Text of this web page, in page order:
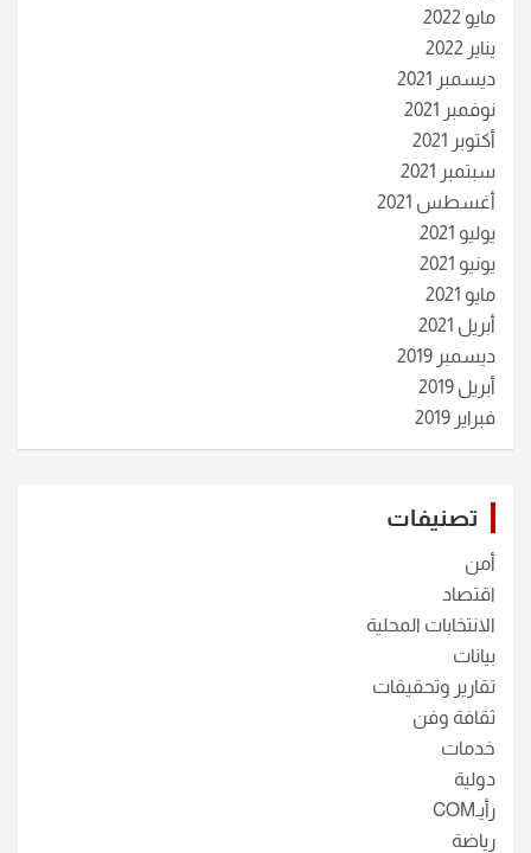
مايو 2022
يناير 2022
ديسمبر 2021
نوفمبر 2021
أكتوبر 2021
سبتمبر 2021
أغسطس 2021
يوليو 2021
يونيو 2021
مايو 2021
أبريل 2021
ديسمبر 2019
أبريل 2019
فبراير 2019
تصنيفات
أمن
اقتصاد
الانتخابات المحلية
بيانات
تقارير وتحقيقات
ثقافة وفن
خدمات
دولية
رأيـCOM
رياضة